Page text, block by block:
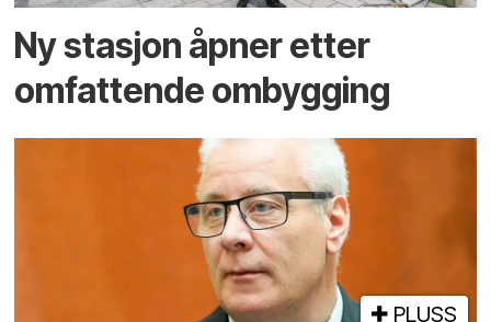
Ny stasjon åpner etter
omfattende ombygging
PLUSS